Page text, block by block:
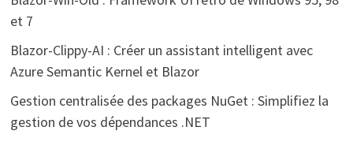
et 7
Blazor-Clippy-AI : Créer un assistant intelligent avec
Azure Semantic Kernel et Blazor
Gestion centralisée des packages NuGet : Simplifiez la
gestion de vos dépendances .NET